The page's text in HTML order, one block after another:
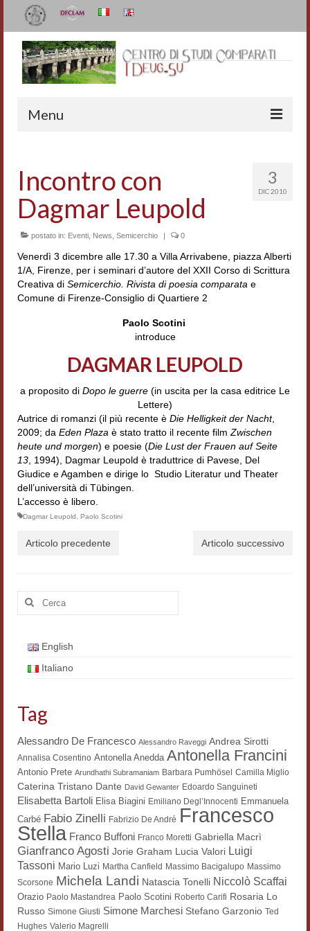
Menu
Organizzazione e contatti
Staff
I Deug-Su
Statuto
Relazioni sulle attività
Accordi di cooperazione
Koreanische Literatur und Kultur
Hagiographica Coreana
Cultura medioevale
Scrittori Latini dell’Europa Medievale
Corpus Rhythmorum Musicum
Epistolografia
Lexicon
Lo studium aretino del ‘200
DIGIMED
Eurasian Latin Archive
Rammses
LEAD
Didattica
Master INFOTEXT
3
DIC 2010
Incontro con
Dagmar Leupold
postato in: Eventi News Semicerchio | 0
Venerdì 3 dicembre alle 17.30 a Villa Arrivabene, piazza Alberti
1/A, Firenze, per i seminari d’autore del XXII Corso di Scrittura
Creativa di Semicerchio. Rivista di poesia comparata e
Comune di Firenze-Consiglio di Quartiere 2
Paolo Scotini
introduce
DAGMAR LEUPOLD
a proposito di Dopo le guerre (in uscita per la casa editrice Le
Lettere)
Autrice di romanzi (il più recente è Die Helligkeit der Nacht,
2009; da Eden Plaza è stato tratto il recente film Zwischen
heute und morgen) e poesie (Die Lust der Frauen auf Seite
13 , 1994), Dagmar Leupold è traduttrice di Pavese, Del
Giudice e Agamben e dirige lo Studio Literatur und Theater
dell’università di Tübingen.
L’accesso è libero.
Dagmar Leupold Paolo Scotini
Articolo precedente Articolo successivo
Cerca:
English
Italiano
Tag
Alessandro De Francesco Alessandro Raveggi Andrea Sirotti
Annalisa Cosentino Antonella Anedda Antonella Francini
Antonio Prete Arundhathi Subramaniam Barbara Pumhösel Camilla Miglio
Caterina Tristano Dante David Gewanter Edoardo Sanguineti
Elisabetta Bartoli Elisa Biagini Emiliano Degl’Innocenti Emmanuela
Carbé Fabio Zinelli Fabrizio De André Francesco
Stella Franco Buffoni Franco Moretti Gabriella Macrì
Gianfranco Agosti Jorie Graham Lucia Valori Luigi
Tassoni Mario Luzi Martha Canfield Massimo Bacigalupo Massimo
Scorsone Michela Landi Natascia Tonelli Niccolò Scaffai
Orazio Paolo Mastandrea Paolo Scotini Roberto Carifi Rosaria Lo
Russo Simone Giusti Simone Marchesi Stefano Garzonio Ted
Hughes Valerio Magrelli